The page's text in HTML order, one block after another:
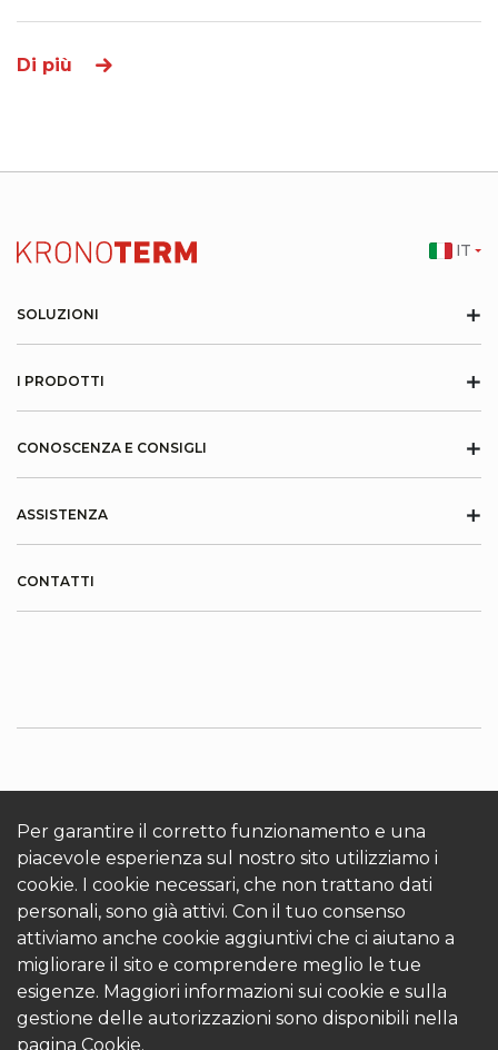
Di più
Per garantire il corretto funzionamento e una
piacevole esperienza sul nostro sito utilizziamo i
cookie. I cookie necessari, che non trattano dati
personali, sono già attivi. Con il tuo consenso
attiviamo anche cookie aggiuntivi che ci aiutano a
migliorare il sito e comprendere meglio le tue
esigenze. Maggiori informazioni sui cookie e sulla
gestione delle autorizzazioni sono disponibili nella
pagina Cookie.
SOLUZIONI +
I PRODOTTI +
CONOSCENZA E CONSIGLI +
ASSISTENZA +
CONTATTI
INFORMAZIONI SU KRONOTERM
Cookies
Accedi
IT
© 2026 Kronoterm | tutti i diritti riservati. KRONOTERM
d.o.o.